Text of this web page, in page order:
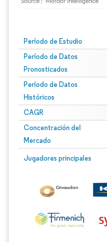
Período de Estudio
Período de Datos
Pronosticados
Período de Datos
Históricos
CAGR
Concentración del
Mercado
Jugadores principales